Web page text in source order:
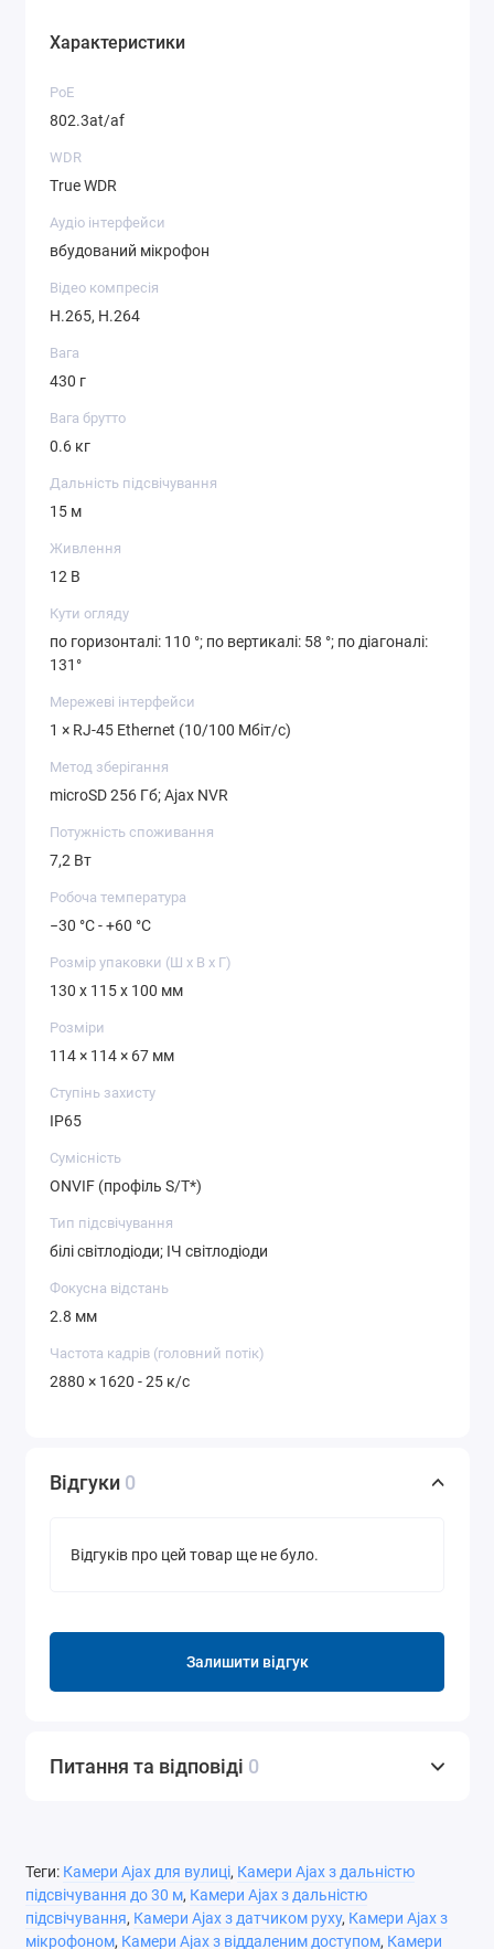
Характеристики
PoE
802.3at/af
WDR
True WDR
Аудіо інтерфейси
вбудований мікрофон
Відео компресія
H.265, H.264
Вага
430 г
Вага брутто
0.6 кг
Дальність підсвічування
15 м
Живлення
12 В
Кути огляду
по горизонталі: 110 °; по вертикалі: 58 °; по діагоналі:
131°
Мережеві інтерфейси
1 × RJ-45 Ethernet (10/100 Мбіт/с)
Метод зберігання
microSD 256 Гб; Ajax NVR
Потужність споживання
7,2 Вт
Робоча температура
−30 °C - +60 °C
Розмір упаковки (Ш х В х Г)
130 x 115 x 100 мм
Розміри
114 × 114 × 67 мм
Ступінь захисту
IP65
Сумісність
ONVIF (профіль S/T*)
Тип підсвічування
білі світлодіоди; ІЧ світлодіоди
Фокусна відстань
2.8 мм
Частота кадрів (головний потік)
2880 × 1620 - 25 к/с
Відгуки 0
Відгуків про цей товар ще не було.
Залишити відгук
Питання та відповіді 0
Теги: Камери Ajax для вулиці, Камери Ajax з дальністю
підсвічування до 30 м, Камери Ajax з дальністю
підсвічування, Камери Ajax з датчиком руху, Камери Ajax з
мікрофоном, Камери Ajax з віддаленим доступом, Камери